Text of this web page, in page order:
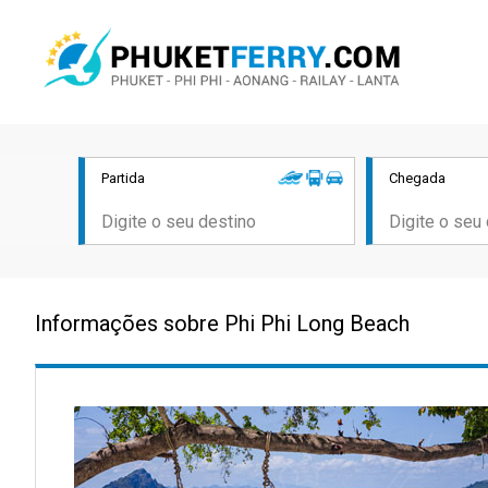
Partida Chegada
Informações sobre Phi Phi Long Beach